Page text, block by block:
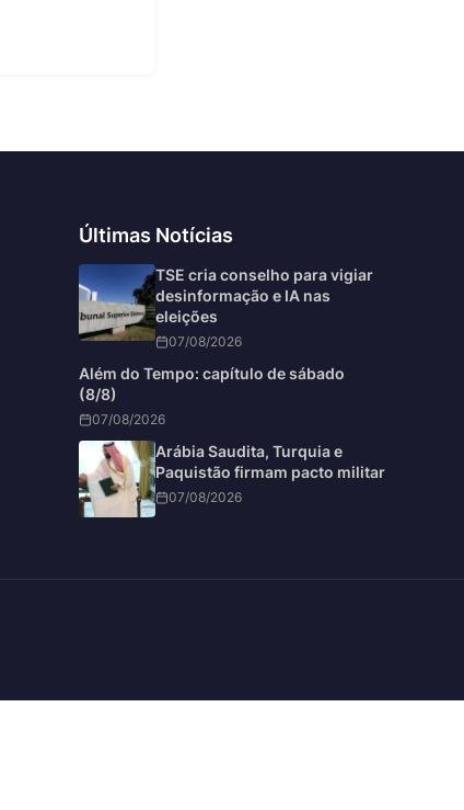
Últimas Notícias
TSE cria conselho para vigiar
desinformação e IA nas
eleições
07/08/2026
Além do Tempo: capítulo de sábado
(8/8)
07/08/2026
Arábia Saudita, Turquia e
Paquistão firmam pacto militar
07/08/2026